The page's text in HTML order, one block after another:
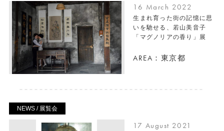
16 March 2022
生まれ育った街の記憶に思
いを馳せる、若山美音子
「マグノリアの香り」展
AREA：東京都
NEWS / 展覧会
17 August 2021